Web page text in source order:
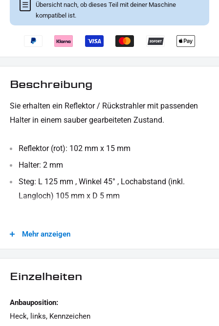
☰
Übersicht nach, ob dieses Teil mit deiner Maschine
kompatibel ist.
Beschreibung
Sie erhalten ein Reflektor / Rückstrahler mit passenden
Halter in einem sauber gearbeiteten Zustand.
Reflektor (rot): 102 mm x 15 mm
Halter: 2 mm
Steg: L 125 mm , Winkel 45° , Lochabstand (inkl.
Langloch) 105 mm x D 5 mm
LIEFERUMFANG:
1x Halter
1x Reflektor / Rückstrahler
Mehr anzeigen
Einzelheiten
Anbauposition:
Heck, links, Kennzeichen